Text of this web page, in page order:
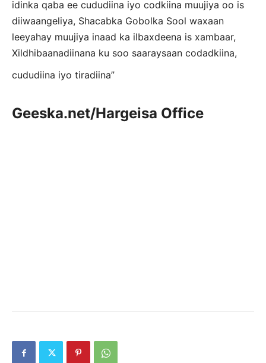
idinka qaba ee cududiina iyo codkiina muujiya oo is
diiwaangeliya, Shacabka Gobolka Sool waxaan
leeyahay muujiya inaad ka ilbaxdeena is xambaar,
Xildhibaanadiinana ku soo saaraysaan codadkiina,
cududiina iyo tiradiina”
Geeska.net/Hargeisa Office